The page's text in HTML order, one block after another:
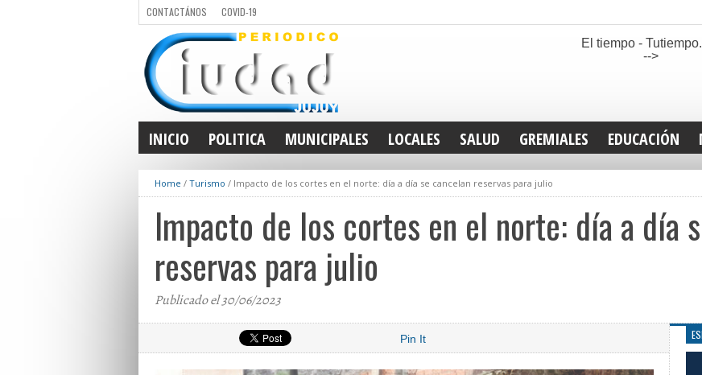
CONTACTÁNOS COVID-19
El tiempo -
-->
INICIO POLITICA MUNICIPALES LOCALES SALUD GREMIALES EDUCACIÓN
Home / Turismo / Impacto de los cortes en el norte: día a día se cancelan reservas para julio
Impacto de los cortes en el norte: día a día
reservas para julio
Publicado el 30/06/2023
Pin It